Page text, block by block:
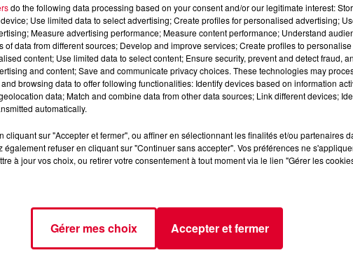
et sur l’Application FG (IOShttps://urlz.fr/hhZxGoogle Play
rave et tech-house.
do the following data processing based on your consent and/or our legitimate interest:
Use limited data to select advertising; Create profiles for personalised advertising;
Measure advertising performance; Measure content performance; Understand
of data from different sources; Develop and improve services; Create profiles to
content; Use limited data to select content; Ensure security, prevent and detect fraud,
and content; Save and communicate privacy choices. These technologies may
browsing data to offer following functionalities: Identify devices based on information
data; Match and combine data from other data sources; Link different devices;
automatically.
cliquant sur "Accepter et fermer", ou affiner en sélectionnant les finalités et/ou partenaires
également refuser en cliquant sur "Continuer sans accepter". Vos préférences ne
à jour vos choix, ou retirer votre consentement à tout moment via le lien "Gérer les
Gérer mes choix Accepter et fermer